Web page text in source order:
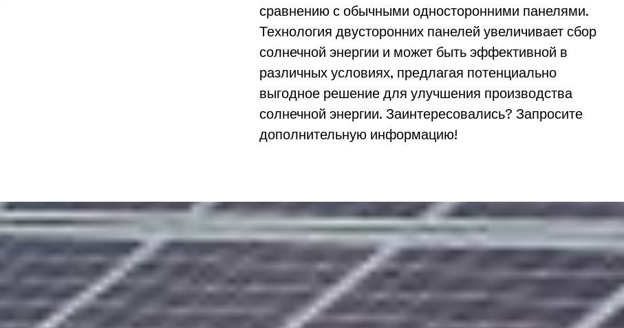
сравнению с обычными односторонними панелями.
Технология двусторонних панелей увеличивает сбор
солнечной энергии и может быть эффективной в
различных условиях, предлагая потенциально
выгодное решение для улучшения производства
солнечной энергии. Заинтересовались? Запросите
дополнительную информацию!